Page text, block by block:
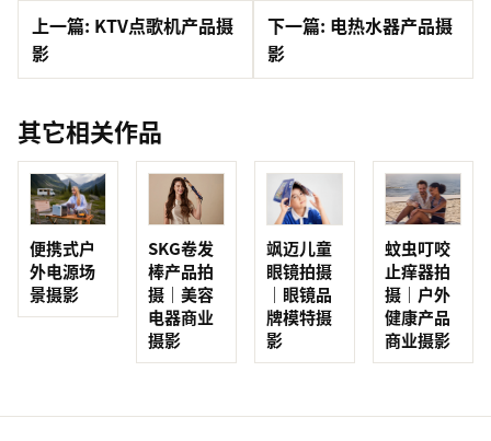
上一篇: KTV点歌机产品摄
影
下一篇: 电热水器产品摄
影
其它相关作品
便携式户
外电源场
景摄影
SKG卷发
棒产品拍
摄｜美容
电器商业
摄影
飒迈儿童
眼镜拍摄
｜眼镜品
牌模特摄
影
蚊虫叮咬
止痒器拍
摄｜户外
健康产品
商业摄影